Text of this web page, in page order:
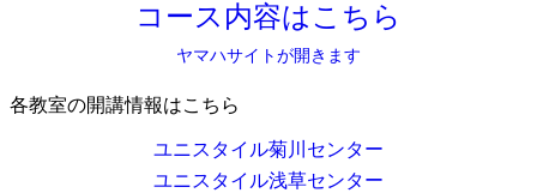
コース内容はこちら
ヤマハサイトが開きます
各教室の開講情報はこちら
ユニスタイル菊川センター
ユニスタイル浅草センター